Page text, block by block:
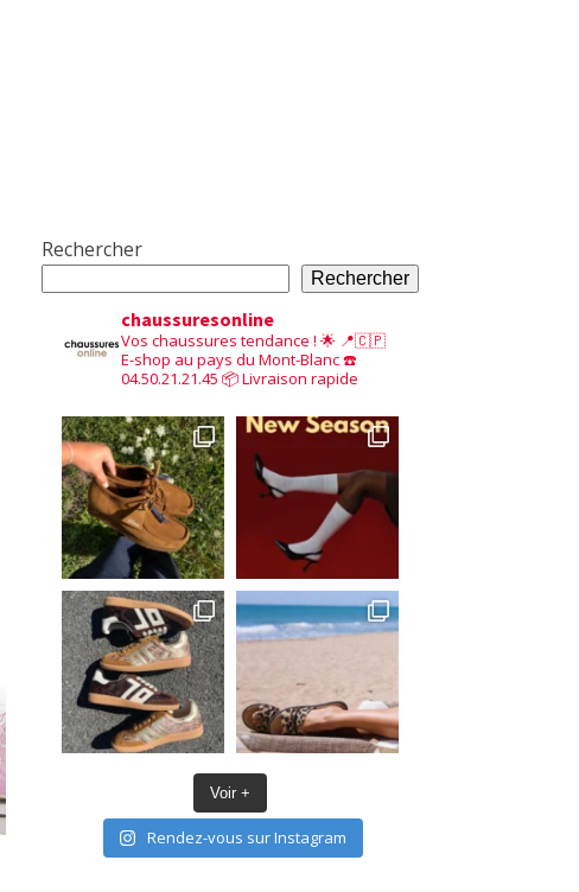
Rechercher
Rechercher
chaussuresonline
Vos chaussures tendance ! 🌟 📍🇨🇵
E-shop au pays du Mont-Blanc☎️
04.50.21.21.45 📦 Livraison rapide
Voir +
Rendez-vous sur Instagram